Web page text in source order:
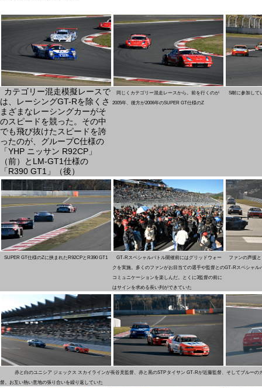
カテゴリー混走模擬レースで
は、レーシングGT-Rを除くさ
まざまなレーシングカーがそ
のスピードを競った。その中
でも飛び抜けたスピードを誇
ったのが、グループC仕様の
「YHP ニッサン R92CP」
（前）とLM-GT1仕様の
「R390 GT1」（後）
同じくカテゴリー混走レースから。前を行くのが
2005年、後方が2006年のSUPER GT仕様のZ
S耐に参加して
SUPER GT仕様のZに挟まれたR92CPとR390 GT1
GT-Rスペシャルバトル開催前にはグリッドウォー
クを実施。多くのファンがお目当ての選手や監督との
コミュニケーションを楽しんだ。とくに3監督の前に
はサインを求める長い列ができていた
ファンの声援
GT-Rスペシャル
赤と白のユニシア ジェックス スカイラインが長谷見監督、赤と黒のSTP タイサン GT-Rが近藤監督、そしてブルーの
督。お互い熱い意地の張り合いを繰り返していた